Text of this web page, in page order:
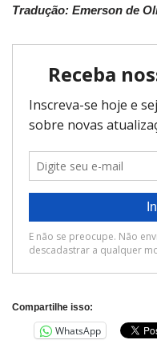
Tradução: Emerson de
Compartilhe isso:
WhatsApp